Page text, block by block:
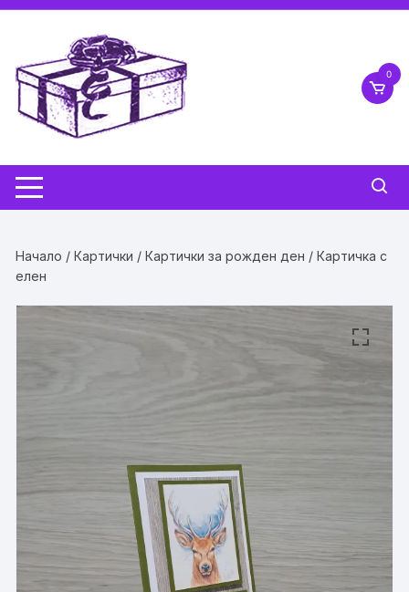
Skip
0
Начало / Картички / Картички за рожден ден / Картичка с
елен